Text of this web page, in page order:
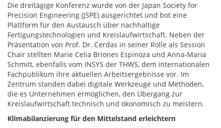
Die dreitägige Konferenz wurde von der Japan Society for
Precision Engineering (JSPE) ausgerichtet und bot eine
Plattform für den Austausch über nachhaltige
Fertigungstechnologien und Kreislaufwirtschaft. Neben der
Präsentation von Prof. Dr. Cerdas in seiner Rolle als Session
Chair stellten Marie Celia Briones Espinoza und Anna-Maria
Schmitt, ebenfalls vom INSYS der THWS, dem internationalen
Fachpublikum ihre aktuellen Arbeitsergebnisse vor. Im
Zentrum standen dabei digitale Werkzeuge und Methoden,
die es Unternehmen ermöglichen, den Übergang zur
Kreislaufwirtschaft technisch und ökonomisch zu meistern.
Klimabilanzierung für den Mittelstand erleichtern